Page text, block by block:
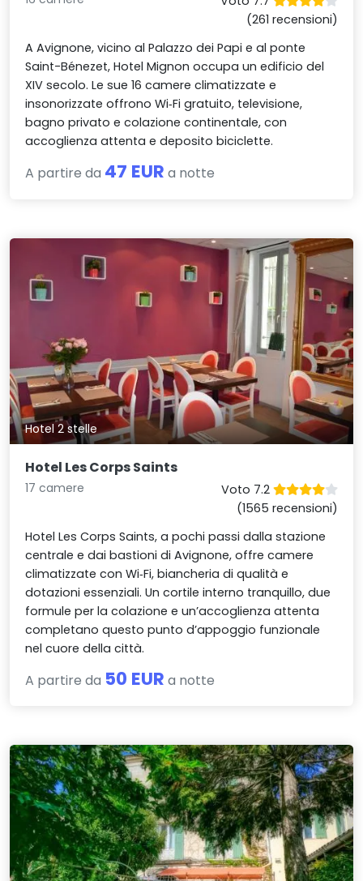
(261 recensioni)
A Avignone, vicino al Palazzo dei Papi e al ponte
Saint-Bénezet, Hotel Mignon occupa un edificio del
XIV secolo. Le sue 16 camere climatizzate e
insonorizzate offrono Wi‑Fi gratuito, televisione,
bagno privato e colazione continentale, con
accoglienza attenta e deposito biciclette.
A partire da 47 EUR a notte
Hotel 2 stelle
Hotel Les Corps Saints
17 camere
Voto 7.2
(1565 recensioni)
Hotel Les Corps Saints, a pochi passi dalla stazione
centrale e dai bastioni di Avignone, offre camere
climatizzate con Wi‑Fi, biancheria di qualità e
dotazioni essenziali. Un cortile interno tranquillo, due
formule per la colazione e un’accoglienza attenta
completano questo punto d’appoggio funzionale
nel cuore della città.
A partire da 50 EUR a notte